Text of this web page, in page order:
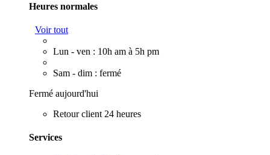
Heures normales
Voir tout
Lun - ven : 10h am à 5h pm
Sam - dim : fermé
Fermé aujourd'hui
Retour client 24 heures
Services